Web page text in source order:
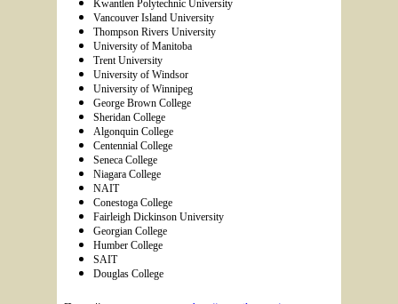
Kwantlen Polytechnic University
Vancouver Island University
Thompson Rivers University
University of Manitoba
Trent University
University of Windsor
University of Winnipeg
George Brown College
Sheridan College
Algonquin College
Centennial College
Seneca College
Niagara College
NAIT
Conestoga College
Fairleigh Dickinson University
Georgian College
Humber College
SAIT
Douglas College